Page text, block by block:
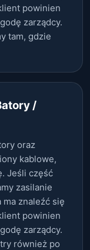
powinien
zarządcy.
tam, gdzie
/
oraz
kablowe,
Jeśli część
zasilanie
znaleźć się
powinien
zarządcy.
również po